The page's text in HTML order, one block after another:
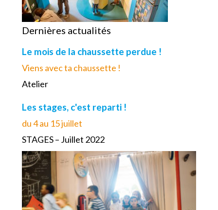
Dernières actualités
Le mois de la chaussette perdue !
Viens avec ta chaussette !
Atelier
Les stages, c'est reparti !
du 4 au 15 juillet
STAGES – Juillet 2022